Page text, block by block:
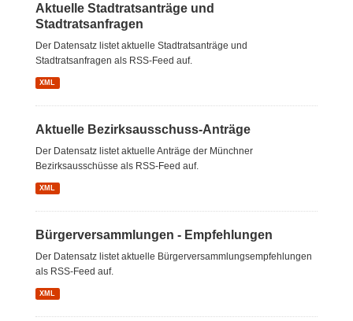
Aktuelle Stadtratsanträge und
Stadtratsanfragen
Der Datensatz listet aktuelle Stadtratsanträge und
Stadtratsanfragen als RSS-Feed auf.
XML
Aktuelle Bezirksausschuss-Anträge
Der Datensatz listet aktuelle Anträge der Münchner
Bezirksausschüsse als RSS-Feed auf.
XML
Bürgerversammlungen - Empfehlungen
Der Datensatz listet aktuelle Bürgerversammlungsempfehlungen
als RSS-Feed auf.
XML